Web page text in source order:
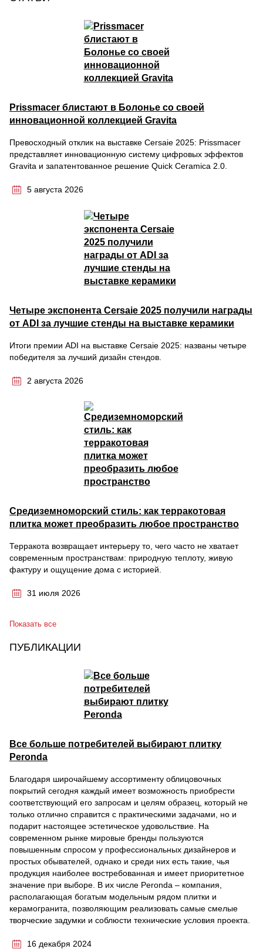
Prissmacer блистают в Болонье со своей
инновационной коллекцией Gravita
Превосходный отклик на выставке Cersaie 2025: Prissmacer
представляет инновационную систему цифровых эффектов
Gravita и запатентованное решение Quick Ceramica 2.0.
5 августа 2026
Четыре экспонента Cersaie 2025 получили награды
от ADI за лучшие стенды на выставке керамики
Итоги премии ADI на выставке Cersaie 2025: названы четыре
победителя за лучший дизайн стендов.
2 августа 2026
Средиземноморский стиль: как терракотовая
плитка может преобразить любое пространство
Терракота возвращает интерьеру то, чего часто не хватает
современным пространствам: природную теплоту, живую
фактуру и ощущение дома с историей.
31 июля 2026
Показать все
ПУБЛИКАЦИИ
Все больше потребителей выбирают плитку
Peronda
Благодаря широчайшему ассортименту облицовочных
покрытий сегодня каждый имеет возможность приобрести
соответствующий его запросам и целям образец, который не
только отлично справится с практическими задачами, но и
подарит настоящее эстетическое удовольствие. На
современном рынке мировые бренды пользуются
повышенным спросом у профессиональных дизайнеров и
простых обывателей, однако и среди них есть такие, чья
продукция наиболее востребованная и имеет приоритетное
значение при выборе. В их числе Peronda – компания,
располагающая богатым модельным рядом плитки и
керамогранита, позволяющим реализовать самые смелые
творческие задумки и соблюсти технические условия проекта.
16 декабря 2024